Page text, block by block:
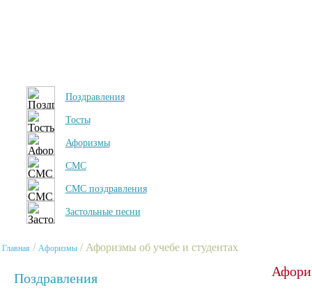
Поздравления
Тосты
Афоризмы
СМС
СМС поздравления
Застольные песни
Главная / Афоризмы / Афоризмы об учебе и студентах
Поздравления